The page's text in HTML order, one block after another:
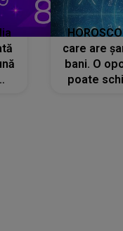
care are
bani. O
poate